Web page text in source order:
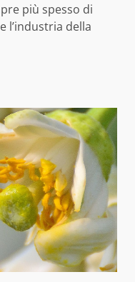
più spesso di
l’industria della